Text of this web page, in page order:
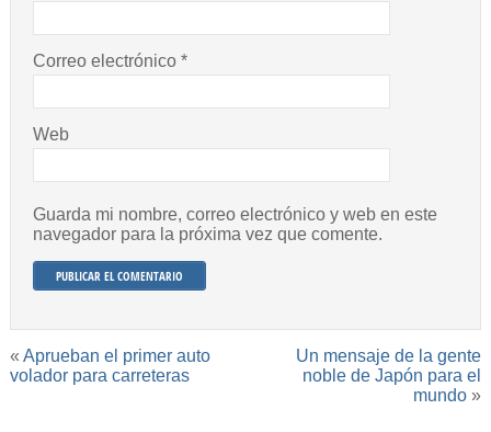
Correo electrónico *
Web
Guarda mi nombre, correo electrónico y web en este
navegador para la próxima vez que comente.
« Aprueban el primer auto
volador para carreteras
Un mensaje de la gente
noble de Japón para el
mundo »